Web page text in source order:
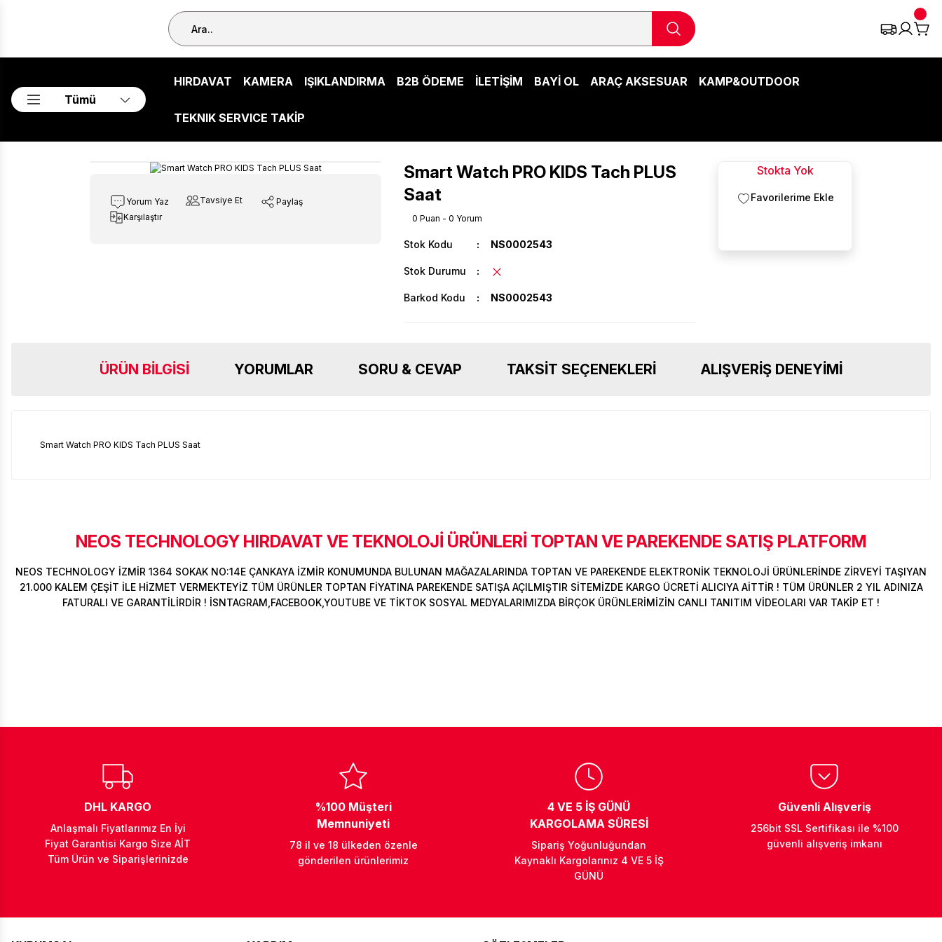
Tümü
HIRDAVAT KAMERA IŞIKLANDIRMA B2B ÖDEME İLETİŞİM BAYİ OL ARAÇ AKSESUAR KAMP&OUTDOOR
TEKNIK SERVICE TAKİP
Yorum Yaz Tavsiye Et
Paylaş
Karşılaştır
Smart Watch PRO KIDS Tach PLUS
Saat
0 Puan - 0 Yorum
Stok Kodu NS0002543
Stok Durumu
Barkod Kodu NS0002543
Stokta Yok
ÜRÜN BILGISI YORUMLAR SORU & CEVAP TAKSIT SEÇENEKLERI ALIŞVERIŞ DENEYIMI
Smart Watch PRO KIDS Tach PLUS Saat
Bu ürüne ilk yorumu siz yapın!
Yorum Yaz
Ürün hakkında henüz soru sorulmamış.
Soru Sor
Sitemize ilk yorumu siz yapın!
Deneyimini Paylaş
NEOS TECHNOLOGY HIRDAVAT VE TEKNOLOJİ ÜRÜNLERİ TOPTAN VE PAREKENDE SATIŞ PLATFORM
NEOS TECHNOLOGY İZMİR 1364 SOKAK NO:14E ÇANKAYA İZMİR KONUMUNDA BULUNAN MAĞAZALARINDA TOPTAN VE PAREKENDE ELEKTRONİK TEKNOLOJİ ÜRÜNLERİNDE ZİRVEYİ TAŞIYAN
21.000 KALEM ÇEŞİT İLE HİZMET VERMEKTEYİZ TÜM ÜRÜNLER TOPTAN FİYATINA PAREKENDE SATIŞA AÇILMIŞTIR SİTEMİZDE KARGO ÜCRETİ ALICIYA AİTTİR ! TÜM ÜRÜNLER 2 YIL ADINIZA
FATURALI VE GARANTİLİRDİR ! İSNTAGRAM,FACEBOOK,YOUTUBE VE TİKTOK SOSYAL MEDYALARIMIZDA BİRÇOK ÜRÜNLERİMİZİN CANLI TANITIM VİDEOLARI VAR TAKİP ET !
DHL KARGO
Anlaşmalı Fiyatlarımız En İyi
Fiyat Garantisi Kargo Size AİT
Tüm Ürün ve Siparişlerinizde
%100 Müşteri
Memnuniyeti
78 il ve 18 ülkeden özenle
gönderilen ürünlerimiz
4 VE 5 İŞ GÜNÜ
KARGOLAMA SÜRESİ
Sipariş Yoğunluğundan
Kaynaklı Kargolarınız 4 VE 5 İŞ
GÜNÜ
Güvenli Alışveriş
256bit SSL Sertifikası ile %100
güvenli alışveriş imkanı